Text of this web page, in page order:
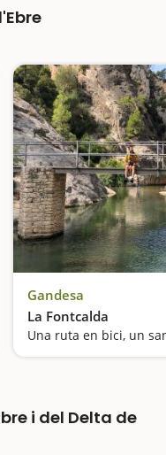
Gandesa
La Fontcalda
i del Delta de